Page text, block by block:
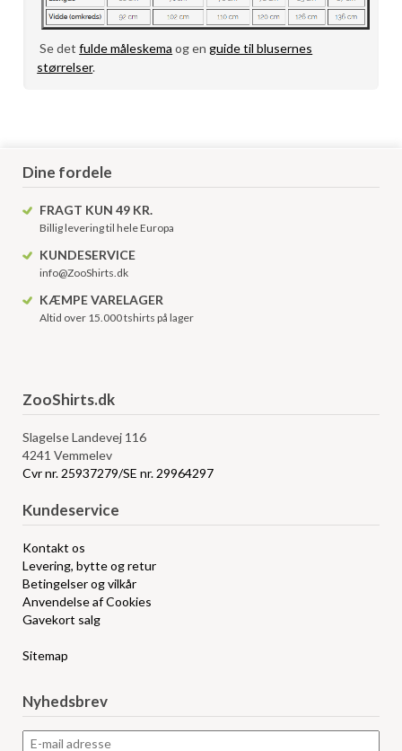
Se detfulde måleskema og enguide til blusernes
størrelser.
Dine fordele
FRAGT KUN 49 KR.
Billig levering til hele Europa
KUNDESERVICE
info@ZooShirts.dk
KÆMPE VARELAGER
Altid over 15.000 tshirts på lager
ZooShirts.dk
Slagelse Landevej 116
4241 Vemmelev
Cvr nr. 25937279/SE nr. 29964297
Kundeservice
Kontakt os
Levering, bytte og retur
Betingelser og vilkår
Anvendelse af Cookies
Gavekort salg
Sitemap
Nyhedsbrev